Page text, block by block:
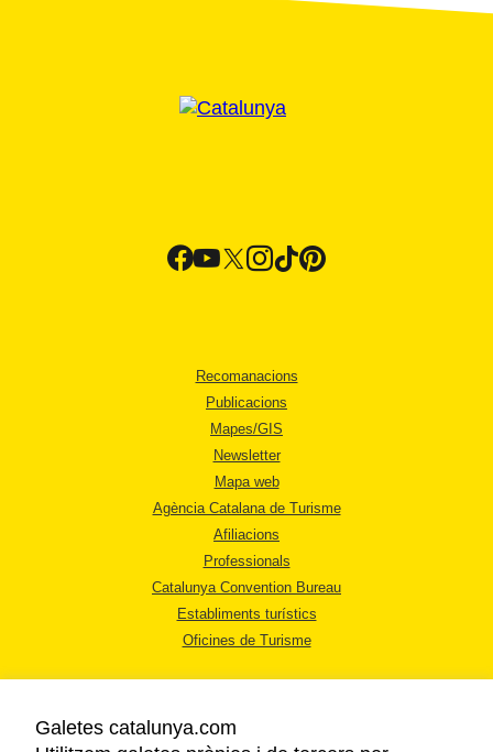
Recomanacions
Publicacions
Mapes/GIS
Newsletter
Mapa web
Agència Catalana de Turisme
Afiliacions
Professionals
Catalunya Convention Bureau
Establiments turístics
Oficines de Turisme
Galetes catalunya.com